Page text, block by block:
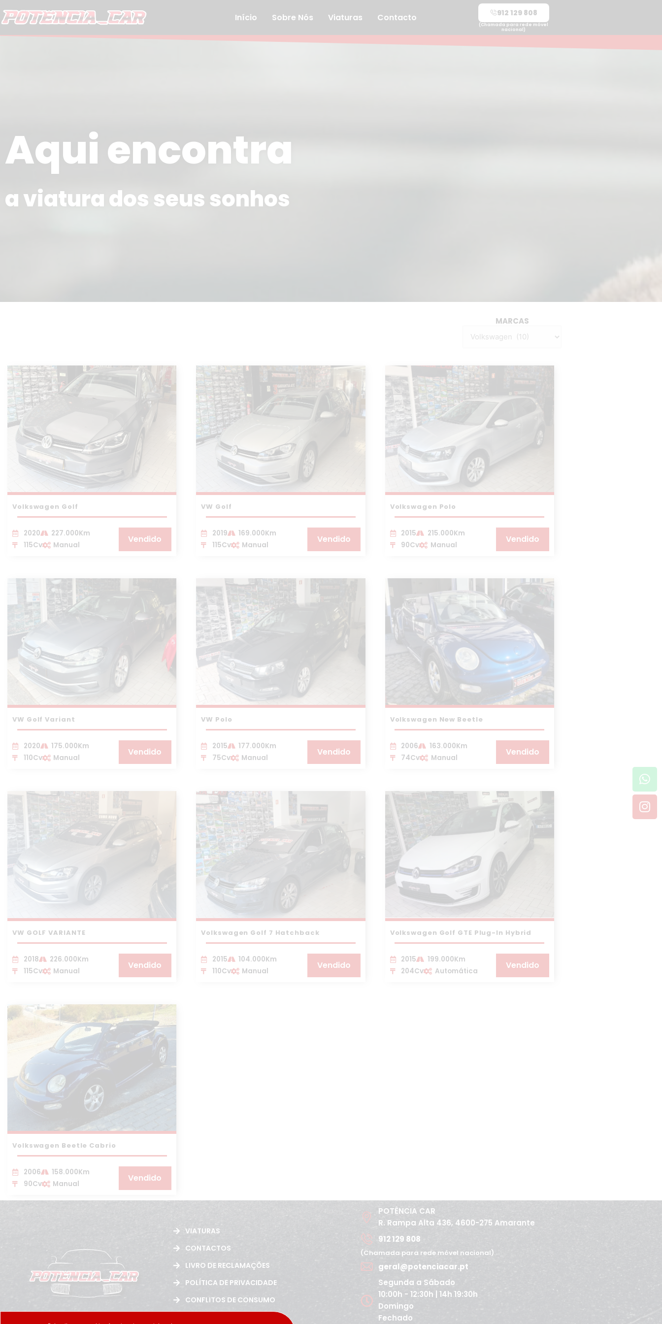
to
Início Sobre Nós Viaturas Contacto 912 129 808
(Chamada para rede móvel
nacional)
Aqui encontra
a viatura dos seus sonhos
MARCAS
Volkswagen Golf
2020
227.000Km
115Cv
Manual
Vendido
VW Golf
2019
169.000Km
115Cv
Manual
Vendido
Volkswagen Polo
2015
215.000Km
90Cv
Manual
Vendido
VW Golf Variant
2020
175.000Km
110Cv
Manual
Vendido
VW Polo
2015
177.000Km
75Cv
Manual
Vendido
Volkswagen New Beetle
2006
163.000Km
74Cv
Manual
Vendido
VW GOLF VARIANTE
2018
226.000Km
115Cv
Manual
Vendido
Volkswagen Golf 7 Hatchback
2015
104.000Km
110Cv
Manual
Vendido
Volkswagen Golf GTE Plug-In Hybrid
2015
199.000Km
204Cv
Automática
Vendido
Volkswagen Beetle Cabrio
2006
158.000Km
90Cv
Manual
Vendido
VIATURAS
CONTACTOS
LIVRO DE RECLAMAÇÕES
POLÍTICA DE PRIVACIDADE
CONFLITOS DE CONSUMO
POTÊNCIA CAR
R. Rampa Alta 436, 4600-275 Amarante
912 129 808
(Chamada para rede móvel nacional)
geral@potenciacar.pt
Segunda a Sábado
10:00h - 12:30h | 14h 19:30h
Domingo
Fechado